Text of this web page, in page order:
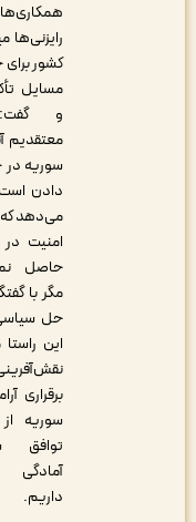
همکاری‌ها و
رایزنی‌ها میان دو
کشور برای حل این
مسایل تأکید کرد
و گفت: ما
معتقدیم آنچه در
سوریه در حال رخ
دادن است نشان
می‌دهد که ثبات و
امنیت در سوریه
حاصل نمی‌شود
مگر با گفتگو و راه
حل سیاسی و در
این راستا ما برای
نقش‌آفرینی در
برقراری آرامش در
سوریه از طریق
توافق سیاسی
آمادگی کامل